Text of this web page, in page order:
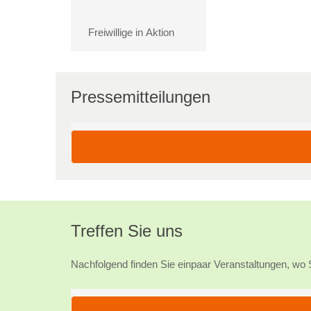
Freiwillige in Aktion
Pressemitteilungen
Protagonisten…
Treffen Sie uns
Nachfolgend finden Sie einpaar Veranstaltungen,